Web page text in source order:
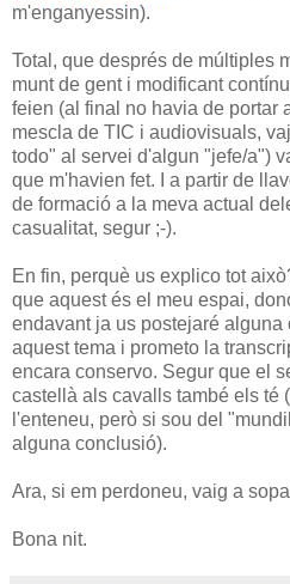
m'enganyessin).
Total, que després de múltiples
munt de gent i modificant
feien (al final no havia de portar
mescla de TIC i audiovisuals,
todo" al servei d'algun "jefe/a")
que m'havien fet. I a partir de
de formació a la meva actual
casualitat, segur ;-).
En fin, perquè us explico tot
que aquest és el meu espai,
endavant ja us postejaré alguna
aquest tema i prometo la
encara conservo. Segur que el
castellà als cavalls també els té
l'enteneu, però si sou del
alguna conclusió).
Ara, si em perdoneu, vaig a
Bona nit.